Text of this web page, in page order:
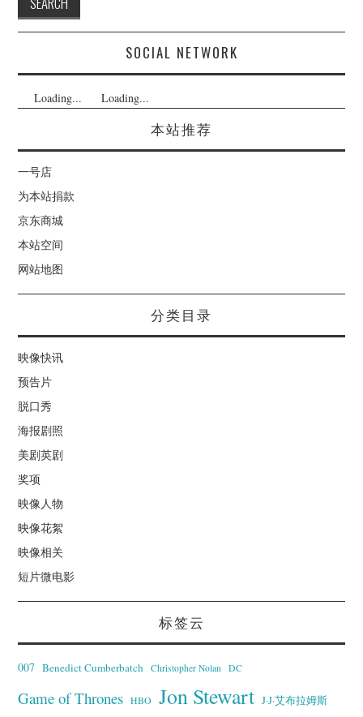
SOCIAL NETWORK
Loading... Loading...
本站推荐
一号店
为本站捐款
京东商城
本站空间
网站地图
分类目录
映像快讯
预告片
脱口秀
海报剧照
美剧英剧
奖项
映像人物
映像花絮
映像相关
短片微电影
标签云
007 Benedict Cumberbatch Christopher Nolan DC
Game of Thrones HBO Jon Stewart J·J·艾布拉姆斯